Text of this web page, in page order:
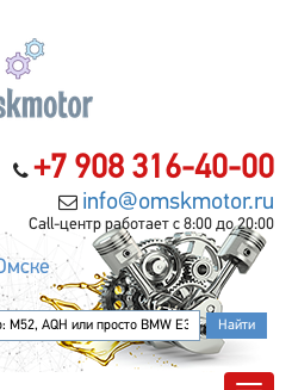
+7 908 316-40-00
info@omskmotor.ru
Call-центр работает с 8:00 до 20:00